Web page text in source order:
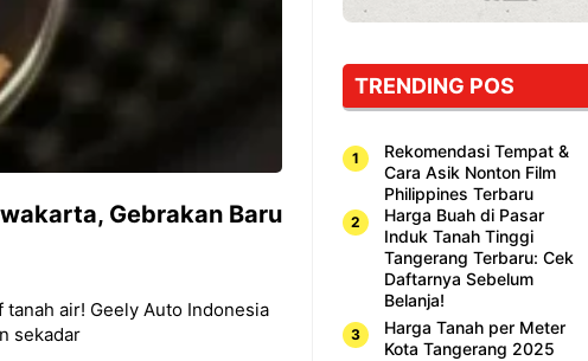
Gebrakan Baru
air! Geely Auto Indonesia
sekadar
Dicoba,
Cuma
Sushi!
TRENDING POS
Rekomendasi Tempat &
Cara Asik Nonton Film
Philippines Terbaru
Harga Buah di Pasar
Induk Tanah Tinggi
Tangerang Terbaru: Cek
Daftarnya Sebelum
Belanja!
Harga Tanah per Meter
Kota Tangerang 2025